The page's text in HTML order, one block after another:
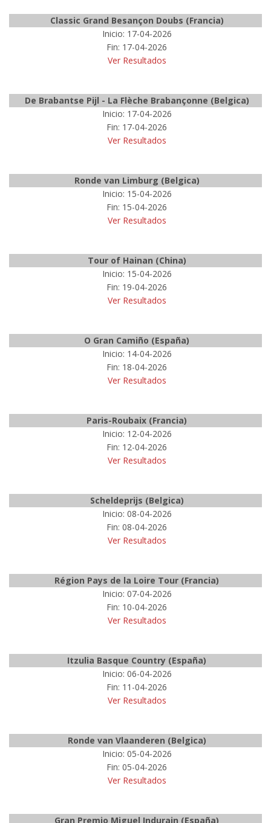
Classic Grand Besançon Doubs (Francia)
Inicio: 17-04-2026
Fin: 17-04-2026
Ver Resultados
De Brabantse Pijl - La Flèche Brabançonne (Belgica)
Inicio: 17-04-2026
Fin: 17-04-2026
Ver Resultados
Ronde van Limburg (Belgica)
Inicio: 15-04-2026
Fin: 15-04-2026
Ver Resultados
Tour of Hainan (China)
Inicio: 15-04-2026
Fin: 19-04-2026
Ver Resultados
O Gran Camiño (España)
Inicio: 14-04-2026
Fin: 18-04-2026
Ver Resultados
Paris-Roubaix (Francia)
Inicio: 12-04-2026
Fin: 12-04-2026
Ver Resultados
Scheldeprijs (Belgica)
Inicio: 08-04-2026
Fin: 08-04-2026
Ver Resultados
Région Pays de la Loire Tour (Francia)
Inicio: 07-04-2026
Fin: 10-04-2026
Ver Resultados
Itzulia Basque Country (España)
Inicio: 06-04-2026
Fin: 11-04-2026
Ver Resultados
Ronde van Vlaanderen (Belgica)
Inicio: 05-04-2026
Fin: 05-04-2026
Ver Resultados
Gran Premio Miguel Indurain (España)